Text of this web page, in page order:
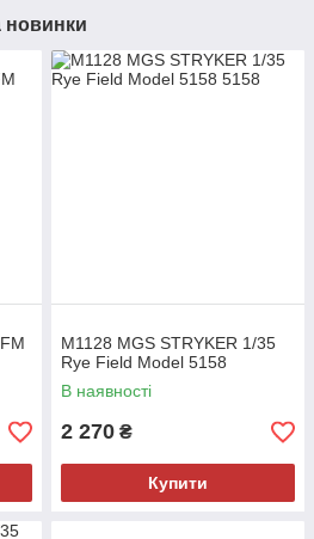
новинки
M1128 MGS STRYKER 1/35
Rye Field Model 5158
В наявності
2 270 ₴
Купити